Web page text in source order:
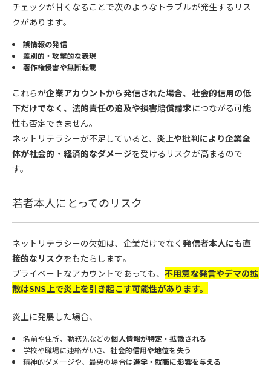
チェックが甘くなることで次のようなトラブルが発生するリス
クがあります。
誤情報の発信
差別的・攻撃的な表現
著作権侵害や無断転載
これらが企業アカウントから発信された場合、社会的信用の低
下だけでなく、法的責任の追及や損害賠償請求につながる可能
性も否定できません。
ネットリテラシーが不足していると、 炎上や批判により企業全
体が社会的・経済的なダメージを受けるリスクが高まるので
す。
若者本人にとってのリスク
ネットリテラシーの欠如は、企業だけでなく発信者本人にも直
接的なリスクをもたらします。
プライベートなアカウントであっても、不用意な発言やデマの拡
散はSNS上で炎上を引き起こす可能性があります。
炎上に発展した場合、
名前や住所、勤務先などの個人情報が特定・拡散される
学校や職場に連絡がいき、社会的信用や地位を失う
精神的ダメージや、最悪の場合は進学・就職に影響を与える